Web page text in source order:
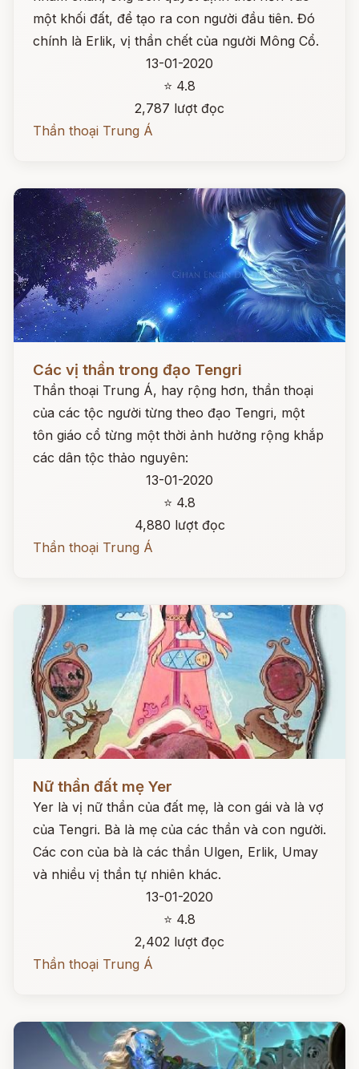
một khối đất, để tạo ra con người đầu tiên. Đó
chính là Erlik, vị thần chết của người Mông Cổ.
13-01-2020
⭐ 4.8
2,787 lượt đọc
Thần thoại Trung Á
Các vị thần trong đạo Tengri
Thần thoại Trung Á, hay rộng hơn, thần thoại
của các tộc người từng theo đạo Tengri, một
tôn giáo cổ từng một thời ảnh hưởng rộng khắp
các dân tộc thảo nguyên:
13-01-2020
⭐ 4.8
4,880 lượt đọc
Thần thoại Trung Á
Nữ thần đất mẹ Yer
Yer là vị nữ thần của đất mẹ, là con gái và là vợ
của Tengri. Bà là mẹ của các thần và con người.
Các con của bà là các thần Ulgen, Erlik, Umay
và nhiều vị thần tự nhiên khác.
13-01-2020
⭐ 4.8
2,402 lượt đọc
Thần thoại Trung Á